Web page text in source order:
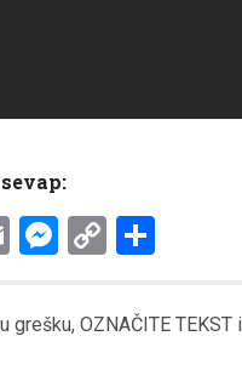
EmailMessenger
CopyShare
grešku, OZNAČITE